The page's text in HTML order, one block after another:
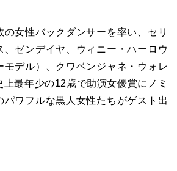
の女性バックダンサーを率い、セリ
、ゼンデイヤ、ウィニー・ハーロウ
モデル）、クワベンジャネ・ウォレ
上最年少の12歳で助演女優賞にノミ
パワフルな黒人女性たちがゲスト出